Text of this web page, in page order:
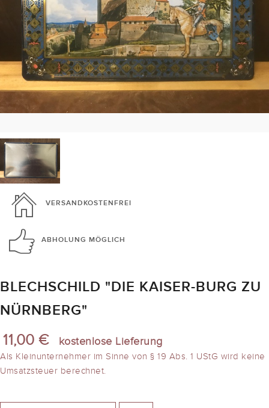
VERSANDKOSTENFREI
ABHOLUNG MÖGLICH
BLECHSCHILD "DIE KAISER-BURG ZU
NÜRNBERG"
11,00 € kostenlose Lieferung
Als Kleinunternehmer im Sinne von § 19 Abs. 1 UStG wird keine
Umsatzsteuer berechnet.